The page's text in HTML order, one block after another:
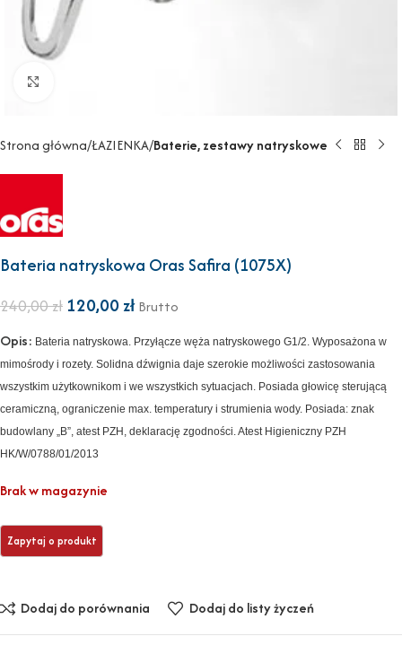
Strona główna ŁAZIENKA Baterie, zestawy natryskowe
Bateria natryskowa Oras Safira (1075X)
240,00zł 120,00zł Brutto
Opis: Bateria natryskowa. Przyłącze węża natryskowego G1/2. Wyposażona w
mimośrody i rozety. Solidna dźwignia daje szerokie możliwości zastosowania
wszystkim użytkownikom i we wszystkich sytuacjach. Posiada głowicę sterującą
ceramiczną, ograniczenie max. temperatury i strumienia wody. Posiada: znak
budowlany „B”, atest PZH, deklarację zgodności. Atest Higieniczny PZH
HK/W/0788/01/2013
Brak w magazynie
Dodaj do porównania Dodaj do listy życzeń